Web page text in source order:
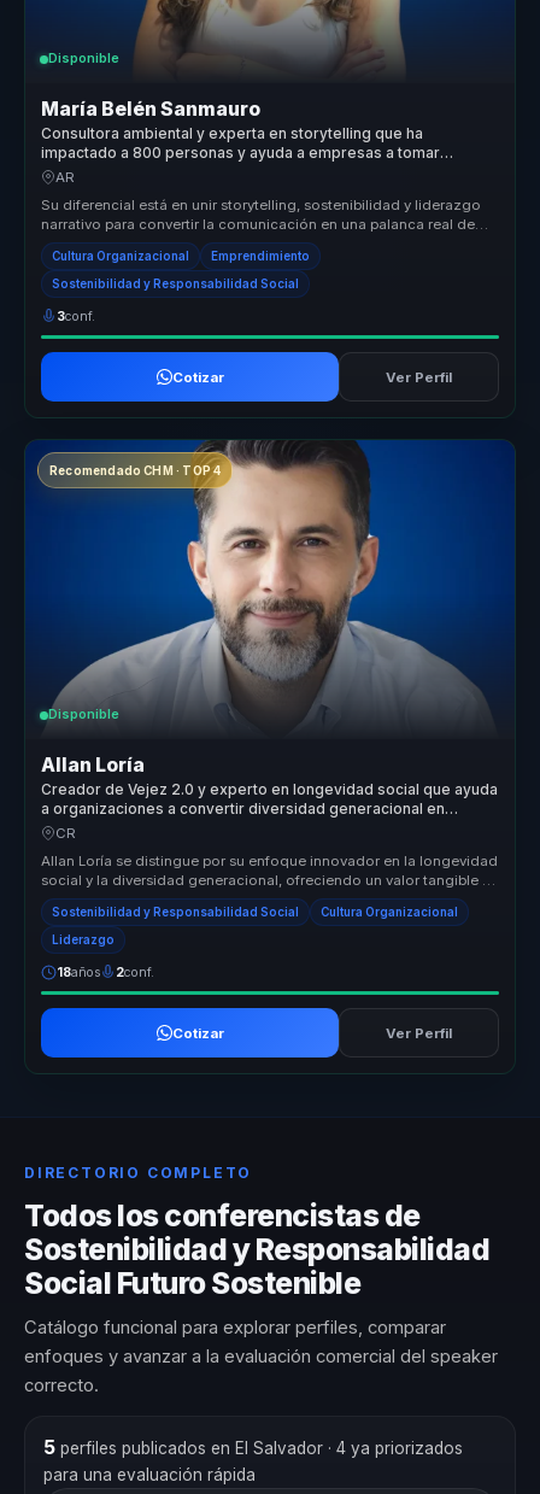
Disponible
María Belén Sanmauro
Consultora ambiental y experta en storytelling que ha
impactado a 800 personas y ayuda a empresas a tomar
mejores decisiones.
AR
Su diferencial está en unir storytelling, sostenibilidad y liderazgo
narrativo para convertir la comunicación en una palanca real de
camb...
Cultura Organizacional Emprendimiento
Sostenibilidad y Responsabilidad Social
3conf.
Cotizar Ver Perfil
Recomendado CHM · TOP 4
Disponible
Allan Loría
Creador de Vejez 2.0 y experto en longevidad social que ayuda
a organizaciones a convertir diversidad generacional en
inclusion, colaboracion e innovacion.
CR
Allan Loría se distingue por su enfoque innovador en la longevidad
social y la diversidad generacional, ofreciendo un valor tangible y
me...
Sostenibilidad y Responsabilidad Social Cultura Organizacional
Liderazgo
18años 2conf.
Cotizar Ver Perfil
DIRECTORIO COMPLETO
Todos los conferencistas de
Sostenibilidad y Responsabilidad
Social Futuro Sostenible
Catálogo funcional para explorar perfiles, comparar
enfoques y avanzar a la evaluación comercial del speaker
correcto.
5perfiles publicados en El Salvador · 4 ya priorizados
para una evaluación rápida